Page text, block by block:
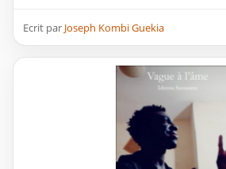
Ecrit par Joseph Kombi Guekia